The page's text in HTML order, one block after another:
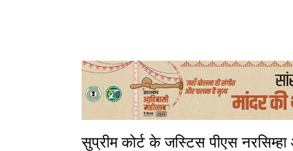
सुप्रीम कोर्ट के जस्टिस पीएस